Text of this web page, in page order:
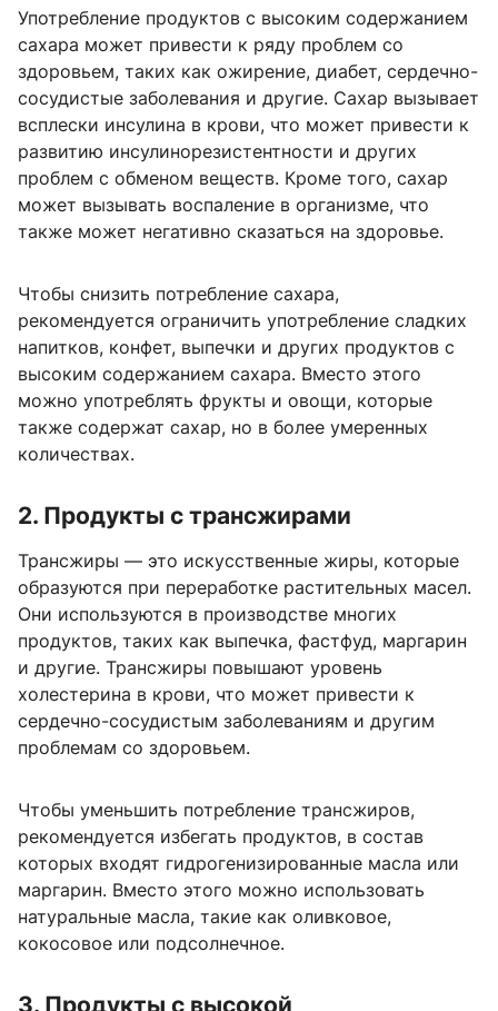
Употребление продуктов с высоким содержанием
сахара может привести к ряду проблем со
здоровьем, таких как ожирение, диабет, сердечно-
сосудистые заболевания и другие. Сахар вызывает
всплески инсулина в крови, что может привести к
развитию инсулинорезистентности и других
проблем с обменом веществ. Кроме того, сахар
может вызывать воспаление в организме, что
также может негативно сказаться на здоровье.
Чтобы снизить потребление сахара,
рекомендуется ограничить употребление сладких
напитков, конфет, выпечки и других продуктов с
высоким содержанием сахара. Вместо этого
можно употреблять фрукты и овощи, которые
также содержат сахар, но в более умеренных
количествах.
2. Продукты с трансжирами
Трансжиры — это искусственные жиры, которые
образуются при переработке растительных масел.
Они используются в производстве многих
продуктов, таких как выпечка, фастфуд, маргарин
и другие. Трансжиры повышают уровень
холестерина в крови, что может привести к
сердечно-сосудистым заболеваниям и другим
проблемам со здоровьем.
Чтобы уменьшить потребление трансжиров,
рекомендуется избегать продуктов, в состав
которых входят гидрогенизированные масла или
маргарин. Вместо этого можно использовать
натуральные масла, такие как оливковое,
кокосовое или подсолнечное.
3. Продукты с высокой